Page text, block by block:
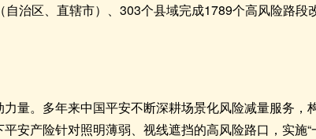
治区、直辖市）、303个县域完成1789个高风险路
量。多年来中国平安不断深耕场景化风险减量服务
安产险针对照明薄弱、视线遮挡的高风险路口，实施